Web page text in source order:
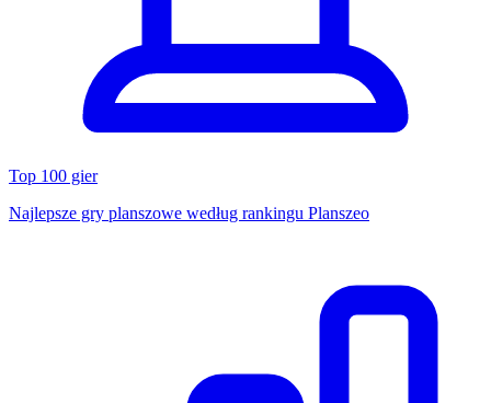
Top 100 gier
Najlepsze gry planszowe według rankingu Planszeo